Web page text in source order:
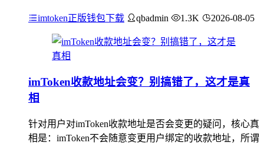
imtoken正版钱包下载 qbadmin 1.3K 2026-08-05
imToken收款地址会变？别搞错了，这才是真
相
针对用户对imToken收款地址是否会变更的疑问，核心真
相是：imToken不会随意变更用户绑定的收款地址，所谓